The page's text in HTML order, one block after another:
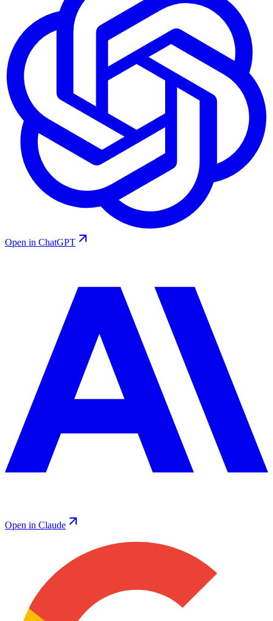
Open in ChatGPT
Open in Claude